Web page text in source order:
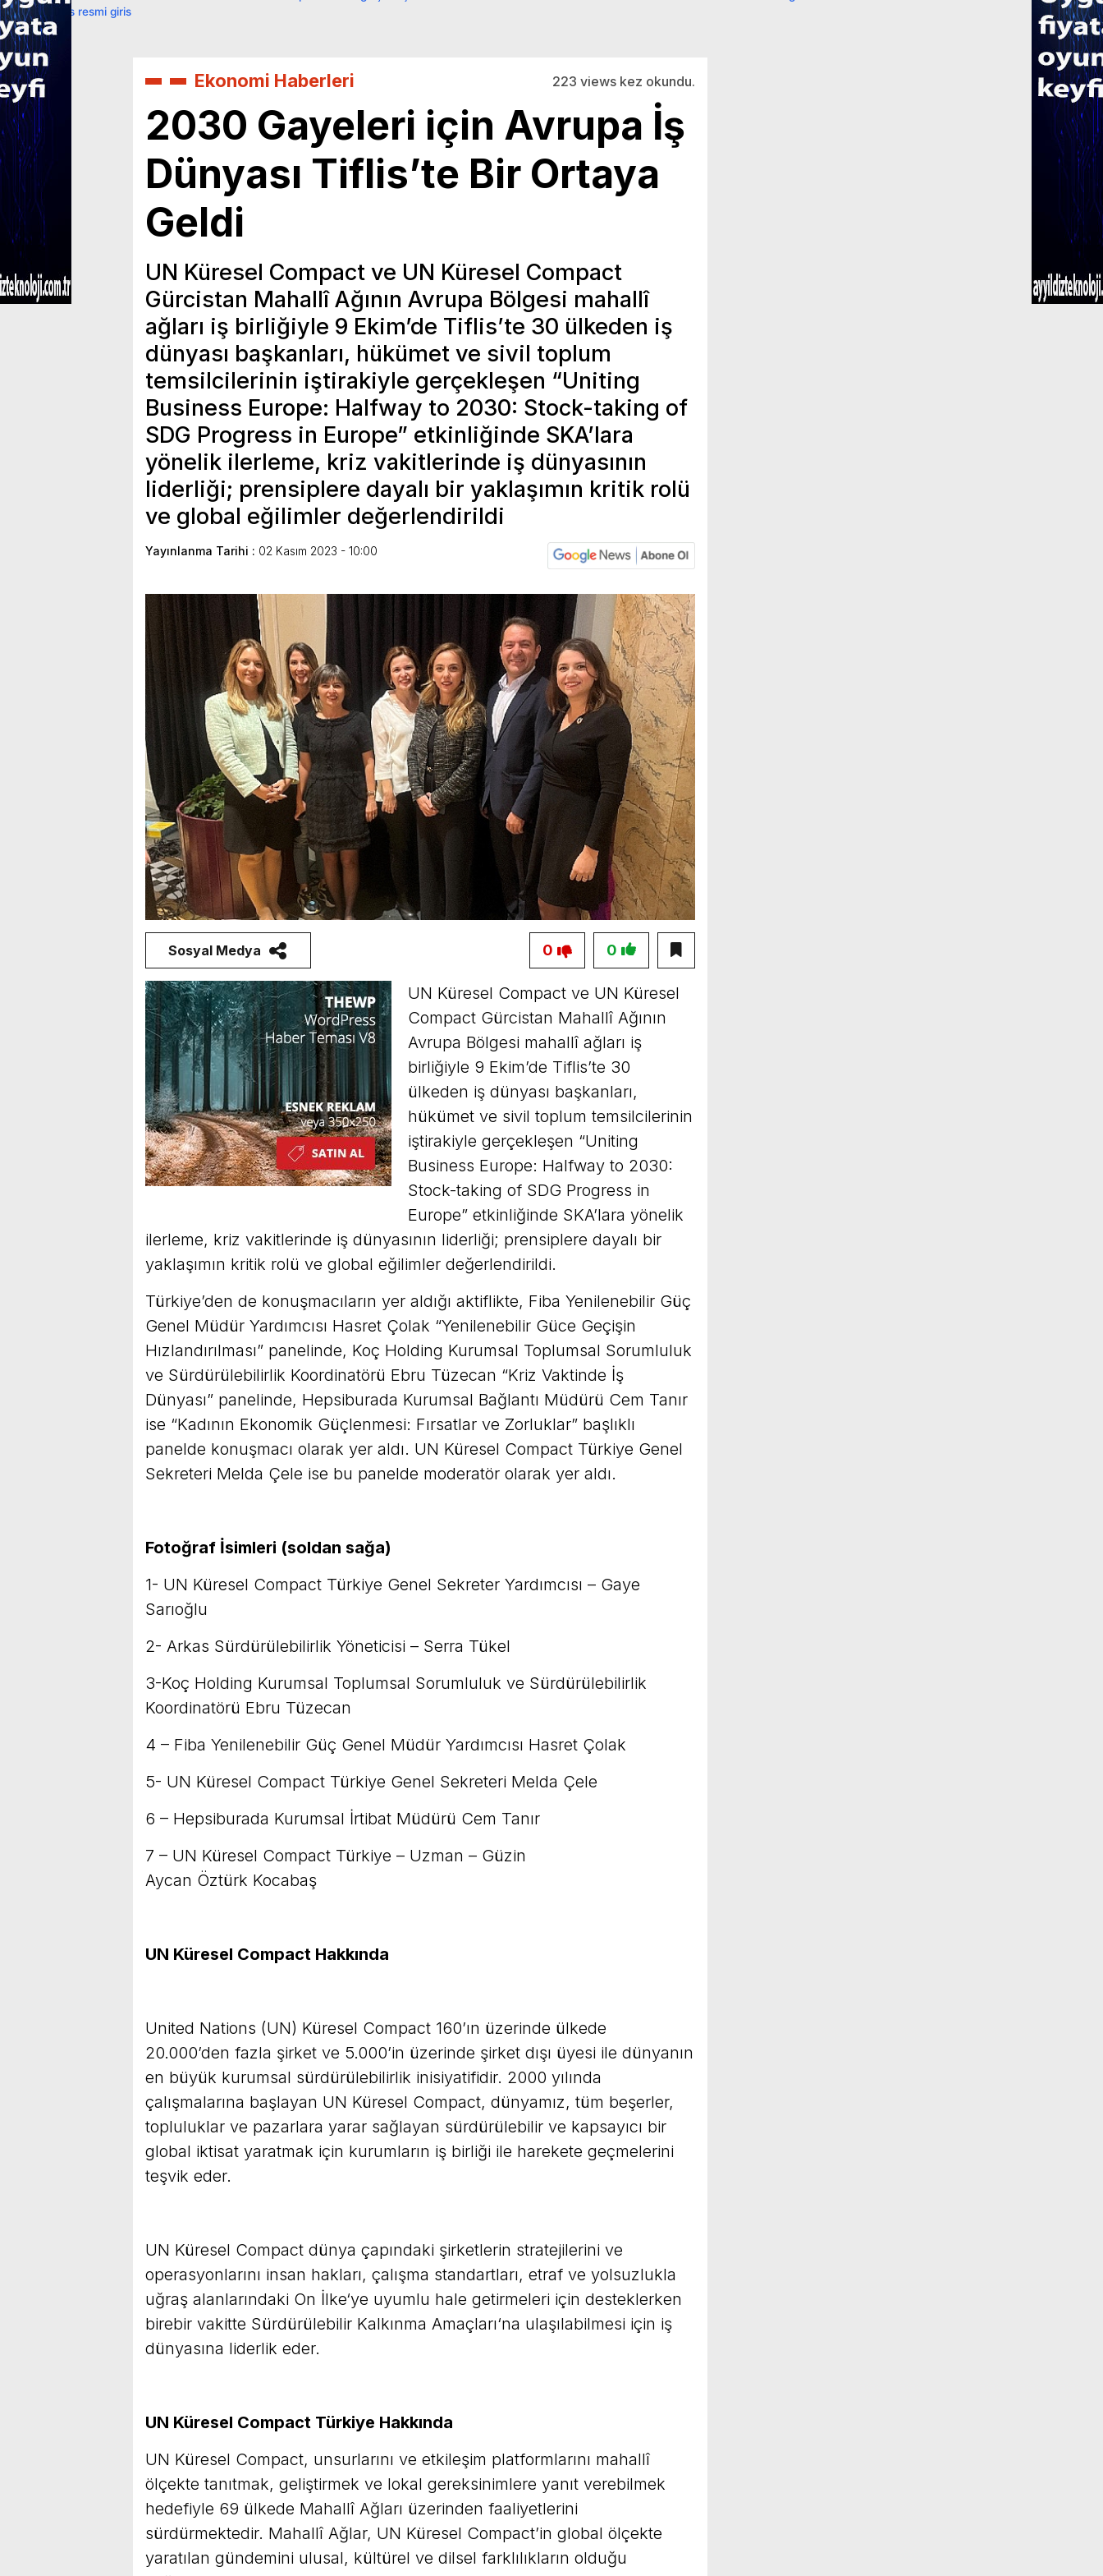
primebahis resmi giris
Ekonomi Haberleri 223 views kez okundu.
2030 Gayeleri için Avrupa İş
Dünyası Tiflis’te Bir Ortaya
Geldi
UN Küresel Compact ve UN Küresel Compact
Gürcistan Mahallî Ağının Avrupa Bölgesi mahallî
ağları iş birliğiyle 9 Ekim’de Tiflis’te 30 ülkeden iş
dünyası başkanları, hükümet ve sivil toplum
temsilcilerinin iştirakiyle gerçekleşen “Uniting
Business Europe: Halfway to 2030: Stock-taking of
SDG Progress in Europe” etkinliğinde SKA’lara
yönelik ilerleme, kriz vakitlerinde iş dünyasının
liderliği; prensiplere dayalı bir yaklaşımın kritik rolü
ve global eğilimler değerlendirildi
Yayınlanma Tarihi : 02 Kasım 2023 - 10:00
Sosyal Medya 0
0
UN Küresel Compact ve UN Küresel
Compact Gürcistan Mahallî Ağının
Avrupa Bölgesi mahallî ağları iş
birliğiyle 9 Ekim’de Tiflis’te 30
ülkeden iş dünyası başkanları,
hükümet ve sivil toplum temsilcilerinin
iştirakiyle gerçekleşen “Uniting
Business Europe: Halfway to 2030:
Stock-taking of SDG Progress in
Europe” etkinliğinde SKA’lara yönelik
ilerleme, kriz vakitlerinde iş dünyasının liderliği; prensiplere dayalı bir
yaklaşımın kritik rolü ve global eğilimler değerlendirildi.
Türkiye’den de konuşmacıların yer aldığı aktiflikte, Fiba Yenilenebilir Güç
Genel Müdür Yardımcısı Hasret Çolak “Yenilenebilir Güce Geçişin
Hızlandırılması” panelinde, Koç Holding Kurumsal Toplumsal Sorumluluk
ve Sürdürülebilirlik Koordinatörü Ebru Tüzecan “Kriz Vaktinde İş
Dünyası” panelinde, Hepsiburada Kurumsal Bağlantı Müdürü Cem Tanır
ise “Kadının Ekonomik Güçlenmesi: Fırsatlar ve Zorluklar” başlıklı
panelde konuşmacı olarak yer aldı. UN Küresel Compact Türkiye Genel
Sekreteri Melda Çele ise bu panelde moderatör olarak yer aldı.
Fotoğraf İsimleri (soldan sağa)
1- UN Küresel Compact Türkiye Genel Sekreter Yardımcısı – Gaye
Sarıoğlu
2- Arkas Sürdürülebilirlik Yöneticisi – Serra Tükel
3-Koç Holding Kurumsal Toplumsal Sorumluluk ve Sürdürülebilirlik
Koordinatörü Ebru Tüzecan
4 – Fiba Yenilenebilir Güç Genel Müdür Yardımcısı Hasret Çolak
5- UN Küresel Compact Türkiye Genel Sekreteri Melda Çele
6 – Hepsiburada Kurumsal İrtibat Müdürü Cem Tanır
7 – UN Küresel Compact Türkiye – Uzman – Güzin
Aycan Öztürk Kocabaş
UN Küresel Compact Hakkında
United Nations (UN) Küresel Compact 160’ın üzerinde ülkede
20.000’den fazla şirket ve 5.000’in üzerinde şirket dışı üyesi ile dünyanın
en büyük kurumsal sürdürülebilirlik inisiyatifidir. 2000 yılında
çalışmalarına başlayan UN Küresel Compact, dünyamız, tüm beşerler,
topluluklar ve pazarlara yarar sağlayan sürdürülebilir ve kapsayıcı bir
global iktisat yaratmak için kurumların iş birliği ile harekete geçmelerini
teşvik eder.
UN Küresel Compact dünya çapındaki şirketlerin stratejilerini ve
operasyonlarını insan hakları, çalışma standartları, etraf ve yolsuzlukla
uğraş alanlarındaki On İlke‘ye uyumlu hale getirmeleri için desteklerken
birebir vakitte Sürdürülebilir Kalkınma Amaçları‘na ulaşılabilmesi için iş
dünyasına liderlik eder.
UN Küresel Compact Türkiye Hakkında
UN Küresel Compact, unsurlarını ve etkileşim platformlarını mahallî
ölçekte tanıtmak, geliştirmek ve lokal gereksinimlere yanıt verebilmek
hedefiyle 69 ülkede Mahallî Ağları üzerinden faaliyetlerini
sürdürmektedir. Mahallî Ağlar, UN Küresel Compact’in global ölçekte
yaratılan gündemini ulusal, kültürel ve dilsel farklılıkların olduğu